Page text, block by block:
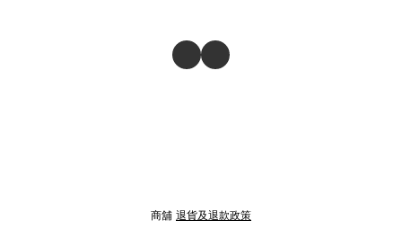
商舖 退貨及退款政策